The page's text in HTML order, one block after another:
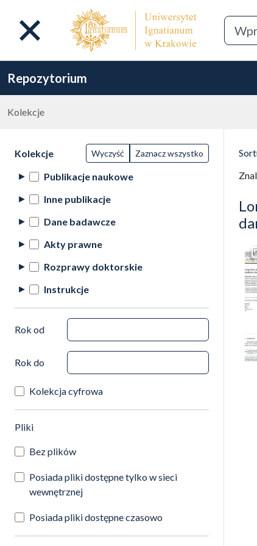
Repozytorium
Kolekcje
Lista wyników wyszukiwania
Filtry wyszukiwania
Akcje na kolekcjach
Kolekcje(automatyczne przeładowanie treści)
Wyczyść Zaznacz wszystko
Publikacje naukowe
Inne publikacje
Dane badawcze
Akty prawne
Rozprawy doktorskie
Instrukcje
Rok od
Rok do
Kolekcja cyfrowa
Pliki(automatyczne przeładowanie treści)
Bez plików
Posiada pliki dostępne tylko w sieci
wewnętrznej
Posiada pliki dostępne czasowo